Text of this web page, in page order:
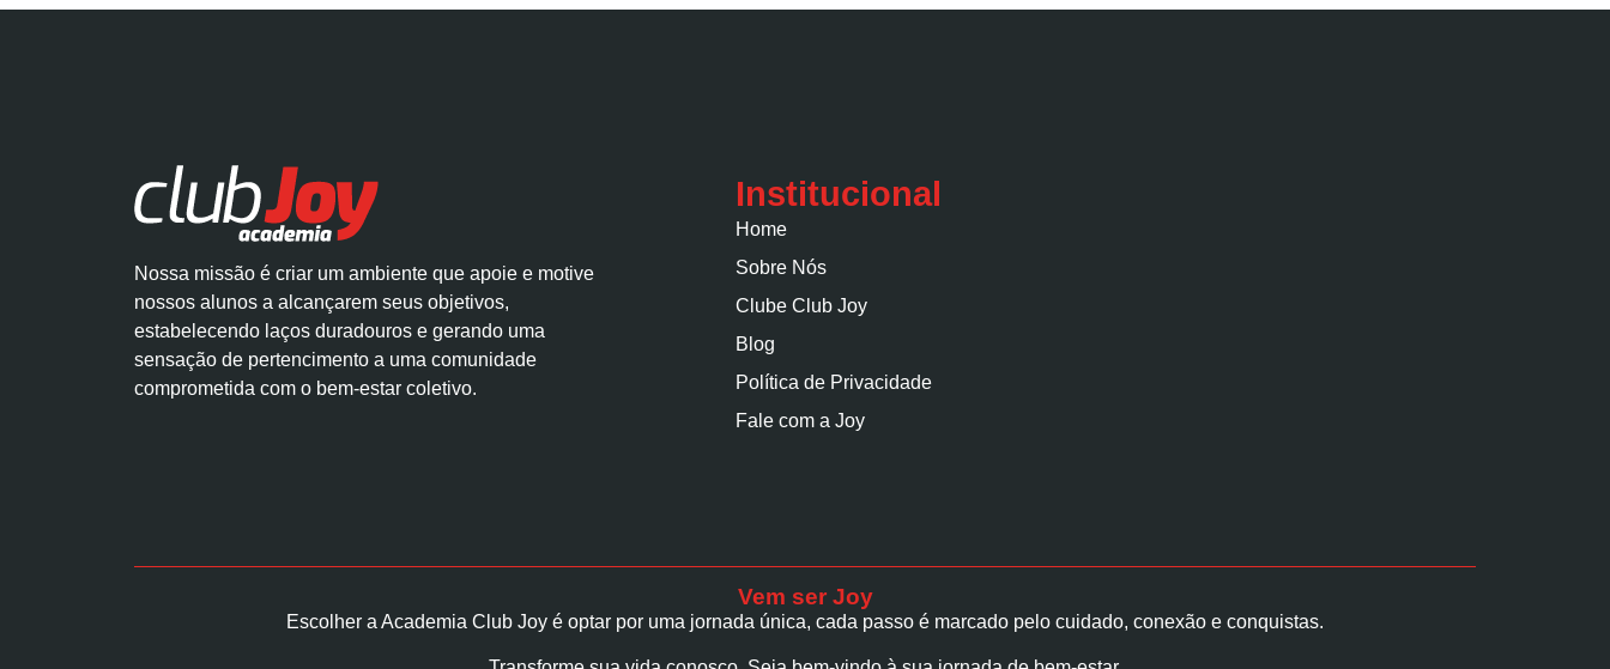
Nossa missão é criar um ambiente que apoie e motive
nossos alunos a alcançarem seus objetivos,
estabelecendo laços duradouros e gerando uma
sensação de pertencimento a uma comunidade
comprometida com o bem-estar coletivo.
Institucional
Home
Sobre Nós
Clube Club Joy
Blog
Política de Privacidade
Fale com a Joy
Vem ser Joy
Escolher a Academia Club Joy é optar por uma jornada única, cada passo é marcado pelo cuidado, conexão e conquistas.